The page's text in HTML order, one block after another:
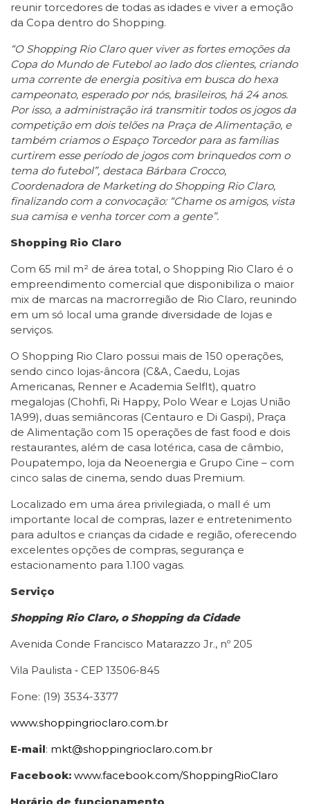
reunir torcedores de todas as idades e viver a emoção
da Copa dentro do Shopping.
“O Shopping Rio Claro quer viver as fortes emoções da
Copa do Mundo de Futebol ao lado dos clientes, criando
uma corrente de energia positiva em busca do hexa
campeonato, esperado por nós, brasileiros, há 24 anos.
Por isso, a administração irá transmitir todos os jogos da
competição em dois telões na Praça de Alimentação, e
também criamos o Espaço Torcedor para as famílias
curtirem esse período de jogos com brinquedos com o
tema do futebol”, destaca Bárbara Crocco,
Coordenadora de Marketing do Shopping Rio Claro,
finalizando com a convocação: “Chame os amigos, vista
sua camisa e venha torcer com a gente”.
Shopping Rio Claro
Com 65 mil m² de área total, o Shopping Rio Claro é o
empreendimento comercial que disponibiliza o maior
mix de marcas na macrorregião de Rio Claro, reunindo
em um só local uma grande diversidade de lojas e
serviços.
O Shopping Rio Claro possui mais de 150 operações,
sendo cinco lojas-âncora (C&A, Caedu, Lojas
Americanas, Renner e Academia SelfIt), quatro
megalojas (Chohfi, Ri Happy, Polo Wear e Lojas União
1A99), duas semiâncoras (Centauro e Di Gaspi), Praça
de Alimentação com 15 operações de fast food e dois
restaurantes, além de casa lotérica, casa de câmbio,
Poupatempo, loja da Neoenergia e Grupo Cine – com
cinco salas de cinema, sendo duas Premium.
Localizado em uma área privilegiada, o mall é um
importante local de compras, lazer e entretenimento
para adultos e crianças da cidade e região, oferecendo
excelentes opções de compras, segurança e
estacionamento para 1.100 vagas.
Serviço
Shopping Rio Claro, o Shopping da Cidade
Avenida Conde Francisco Matarazzo Jr., nº 205
Vila Paulista ‑ CEP 13506-845
Fone: (19) 3534-3377
www.shoppingrioclaro.com.br
E-mail: mkt@shoppingrioclaro.com.br
Facebook: www.facebook.com/ShoppingRioClaro